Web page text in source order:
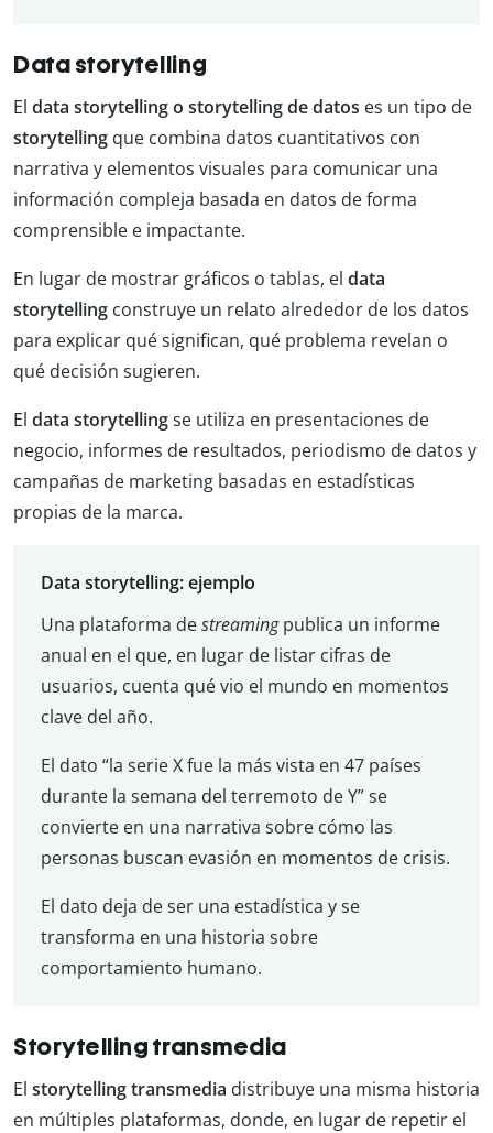
Data storytelling
El data storytelling o storytelling de datos es un tipo de
storytelling que combina datos cuantitativos con
narrativa y elementos visuales para comunicar una
información compleja basada en datos de forma
comprensible e impactante.
En lugar de mostrar gráficos o tablas, el data
storytelling construye un relato alrededor de los datos
para explicar qué significan, qué problema revelan o
qué decisión sugieren.
El data storytellingse utiliza en presentaciones de
negocio, informes de resultados, periodismo de datos y
campañas de marketing basadas en estadísticas
propias de la marca.
Data storytelling: ejemplo
Una plataforma destreamingpublica un informe
anual en el que, en lugar de listar cifras de
usuarios, cuenta qué vio el mundo en momentos
clave del año.
El dato “la serie X fue la más vista en 47 países
durante la semana del terremoto de Y” se
convierte en una narrativa sobre cómo las
personas buscan evasión en momentos de crisis.
El dato deja de ser una estadística y se
transforma en una historia sobre
comportamiento humano.
Storytelling transmedia
El storytelling transmedia distribuye una misma historia
en múltiples plataformas, donde, en lugar de repetir el